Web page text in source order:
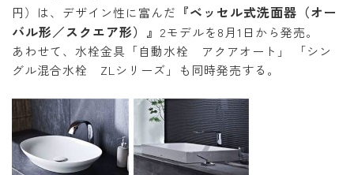
円）は、デザイン性に富んだ 『ベッセル式洗面器（オー
バル形／スクエア形）』 2モデルを8月1日から発売。
あわせて、水栓金具「自動水栓 アクアオート」 「シン
グル混合水栓 ZLシリーズ」も同時発売する。